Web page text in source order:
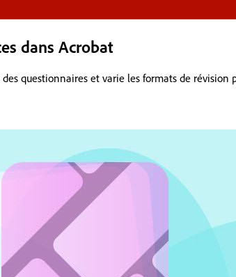
dans Acrobat
questionnaires et varie les formats de